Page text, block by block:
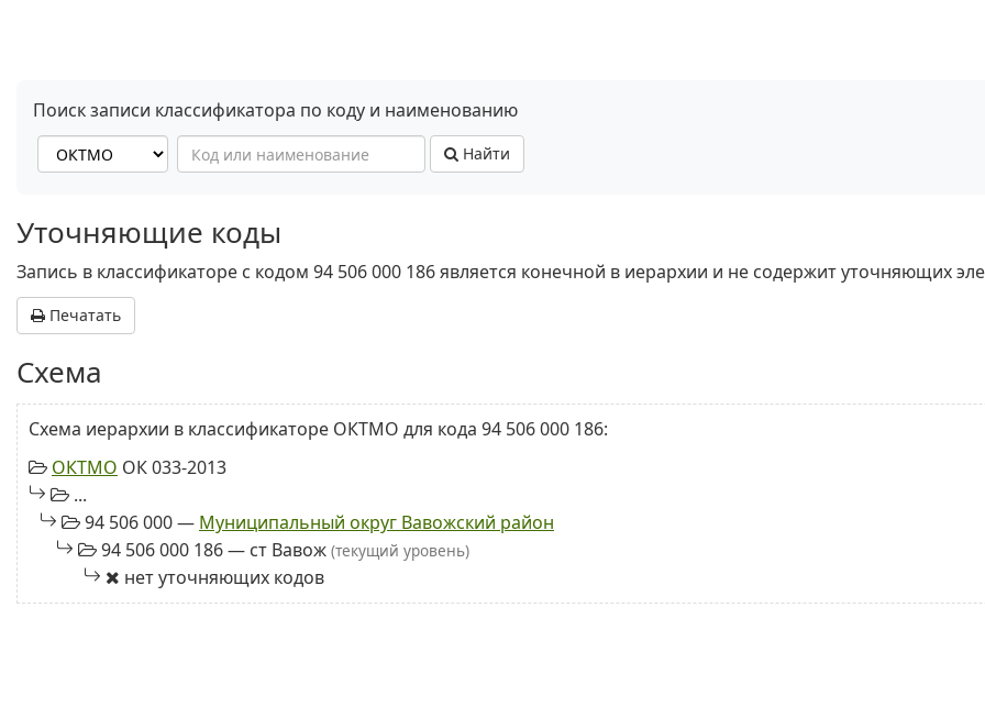
Поиск записи классификатора по коду и наименованию
Найти
Уточняющие коды
Запись в классификаторе с кодом 94 506 000 186 является конечной в иерархии и не содержит уточняющих
Печатать
Схема
Схема иерархии в классификаторе ОКТМО для кода 94 506 000 186:
ОКТМО ОК 033-2013
...
94 506 000 — Муниципальный округ Вавожский район
94 506 000 186 — ст Вавож (текущий уровень)
нет уточняющих кодов